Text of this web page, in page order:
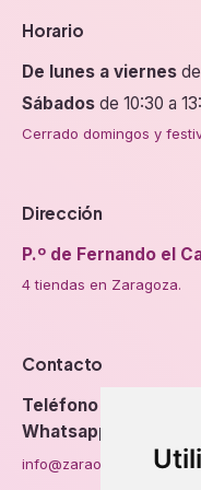
Horario
De lunes a viernes
Sábados de 10:30 a
Cerrado domingos y
Dirección
P.º de Fernando el
4 tiendas en Zaragoza.
Contacto
Teléfono
Whatsapp
info@zaraorto.com